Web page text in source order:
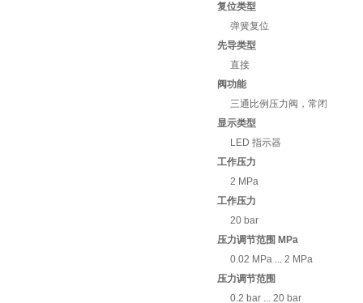
复位类型
弹簧复位
先导类型
直接
阀功能
三通比例压力阀，常闭
显示类型
LED 指示器
工作压力
2 MPa
工作压力
20 bar
压力调节范围 MPa
0.02 MPa ... 2 MPa
压力调节范围
0.2 bar ... 20 bar